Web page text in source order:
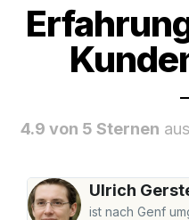
4.9 von 5 Sternen
Ulrich
ist nach Genf